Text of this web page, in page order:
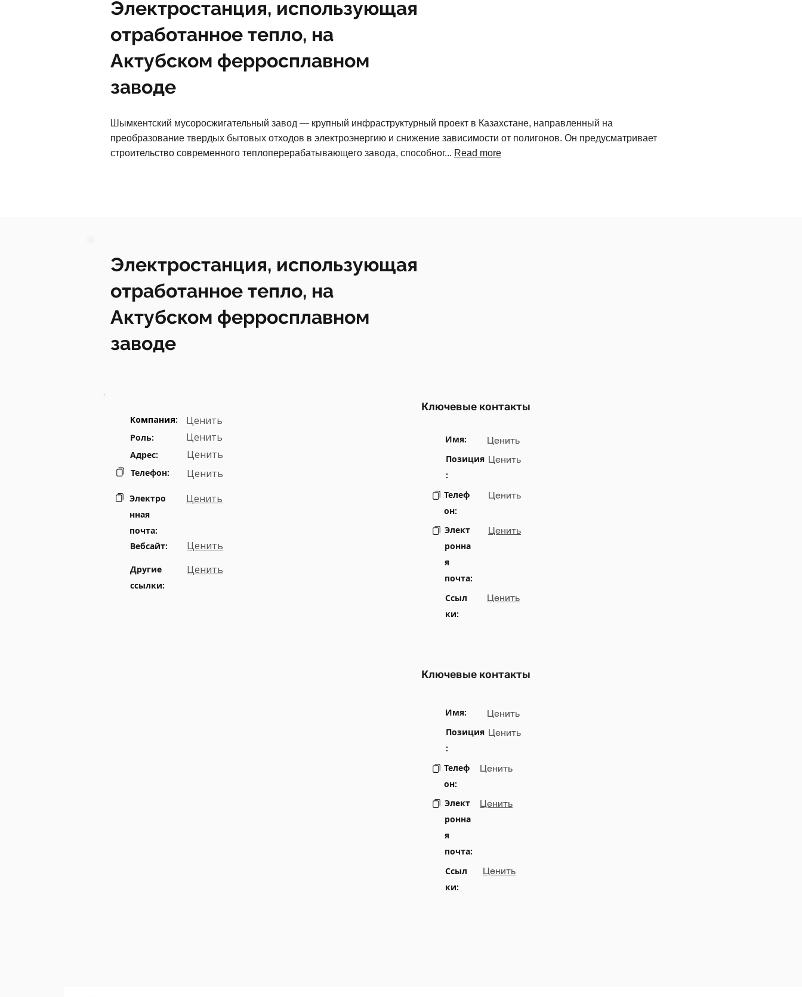
Электростанция, использующая
отработанное тепло, на
Актубском ферросплавном
заводе
Шымкентский мусоросжигательный завод — крупный инфраструктурный проект в Казахстане, направленный на
преобразование твердых бытовых отходов в электроэнергию и снижение зависимости от полигонов. Он предусматривает
строительство современного теплоперерабатывающего завода, способног... Read more
Электростанция, использующая
отработанное тепло, на
Актубском ферросплавном
заводе
Компания: Ценить
Роль: Ценить
Адрес: Ценить
Телефон: Ценить
Электро
нная
почта:
Ценить
Другие
ссылки:
Ценить
Вебсайт: Ценить
Ключевые контакты
Имя:
Ценить
Позиция
:
Ценить
Телеф
он:
Ценить
Элект
ронна
я
почта:
Ценить
Ссыл
ки:
Ценить
Ключевые контакты
Имя:
Ценить
Позиция
:
Ценить
Телеф
он:
Ценить
Элект
ронна
я
почта:
Ценить
Ссыл
ки:
Ценить